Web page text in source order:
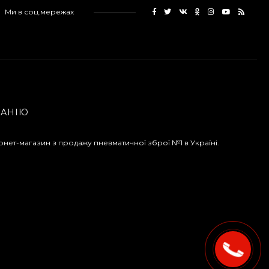
Манжета поршня для
винтовки Gamo
Ми в соц.мережах
магазин з продажу пневматичної зброї №1 в Україні.